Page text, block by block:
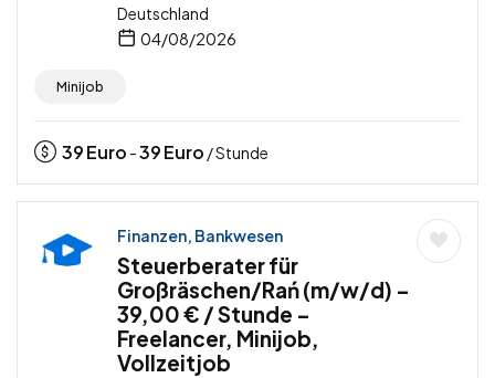
Deutschland
04/08/2026
Minijob
39Euro -39Euro / Stunde
Finanzen, Bankwesen
Steuerberater für
Großräschen/Rań (m/w/d) –
39,00 € / Stunde –
Freelancer, Minijob,
Vollzeitjob